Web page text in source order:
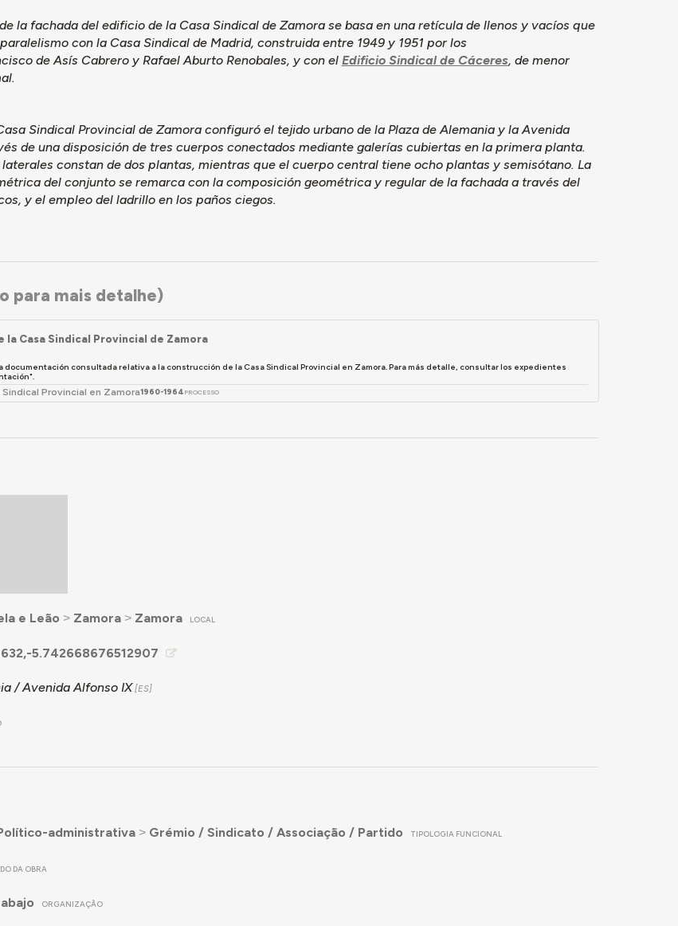
la fachada del edificio de la Casa Sindical de Zamora se basa en una retícula de llenos y vacíos que
con la Casa Sindical de Madrid, construida entre 1949 y 1951 por los
de Asís Cabrero y Rafael Aburto Renobales, y con el Edificio Sindical de Cáceres, de menor
Sindical Provincial de Zamora configuró el tejido urbano de la Plaza de Alemania y la Avenida
de una disposición de tres cuerpos conectados mediante galerías cubiertas en la primera planta.
laterales constan de dos plantas, mientras que el cuerpo central tiene ocho plantas y semisótano. La
del conjunto se remarca con la composición geométrica y regular de la fachada a través del
y el empleo del ladrillo en los paños ciegos.
para mais detalhe)
la Casa Sindical Provincial de Zamora
documentación consultada relativa a la construcción de la Casa Sindical Provincial en Zamora. Para más detalle, consultar los expedientes
Provincial en Zamora1960-1964 PROCESSO
e Leão ˃ Zamora˃ Zamora LOCAL
5.742668676512907
/ Avenida Alfonso IX
administrativa˃ Grémio / Sindicato / Associação / Partido TIPOLOGIA FUNCIONAL
DA OBRA
ORGANIZAÇÃO